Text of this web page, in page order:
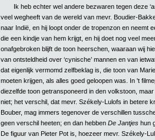
Ik heb echter wel andere bezwaren tegen deze
veel wegheeft van de wereld van mevr. Boudier-
naar Indië, en hij loopt onder de tropenzon en neemt
die een kindje van hem krijgt, en hij doet nog veel
onafgebroken blijft de toon heerschen, waaraan wij
van ontsteldheid over ‘cynische’ mannen en van
dat eigenlijk vermomd zelfbeklag is, die toon van
moeten krijgen, als alles goed geloopen was. In 't
diezelfde toon getransponeerd in den volkstoon,
niet; het verschil, dat mevr. Székely-Lulofs in betere
Bouber, mag immers tegenover de verschillen
geen verschil heeten; en dan hebben De Jantjes hun
De figuur van Pieter Pot is, hoezeer mevr. Székely-